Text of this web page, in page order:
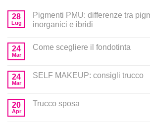
28
Lug
Pigmenti PMU: differenze tra
inorganici e ibridi
24
Mar
Come scegliere il fondotinta
24
Mar
SELF MAKEUP: consigli trucco
20
Apr
Trucco sposa